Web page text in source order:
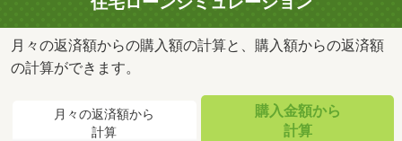
月々の返済額からの購入額の計算と、購入額からの返済額
の計算ができます。
月々の返済額から
計算
購入金額から
計算